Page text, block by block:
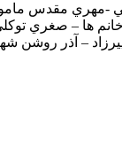
مقدس مامور
ها – صغري
– آذر روشن